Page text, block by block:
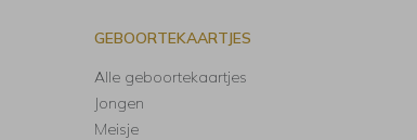
GEBOORTEKAARTJES
Alle geboortekaartjes
Jongen
Meisje